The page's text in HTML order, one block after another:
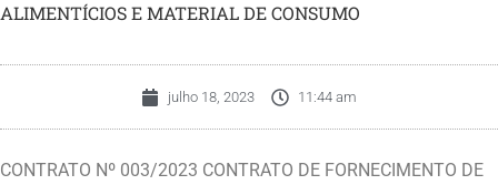
ALIMENTÍCIOS E MATERIAL DE CONSUMO
julho 18, 2023 11:44 am
CONTRATO Nº 003/2023 CONTRATO DE FORNECIMENTO DE